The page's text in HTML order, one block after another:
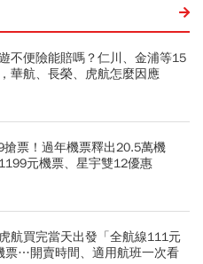
不便險能賠嗎？仁川、金浦等15
華航、長榮、虎航怎麼因應
票！過年機票釋出20.5萬機
元機票、星宇雙12優惠
航買完當天出發「全航線111元
票…開賣時間、適用航班一次看